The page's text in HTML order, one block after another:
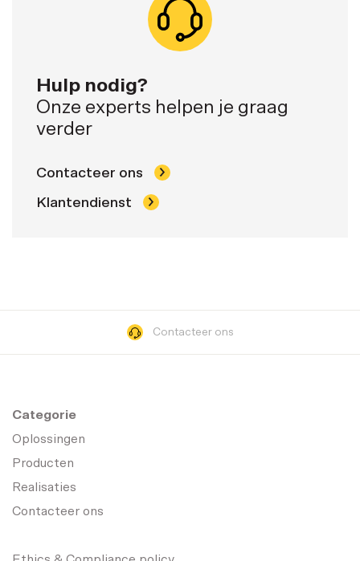
Hulp nodig?
Onze experts helpen je graag
verder
Contacteer ons
Klantendienst
Contacteer ons
Categorie
Oplossingen
Producten
Realisaties
Contacteer ons